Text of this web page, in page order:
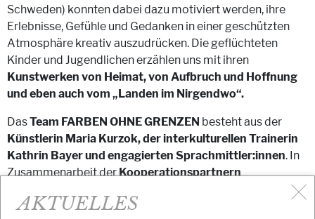
Schweden) konnten dabei dazu motiviert werden, ihre
Erlebnisse, Gefühle und Gedanken in einer geschützten
Atmosphäre kreativ auszudrücken. Die geflüchteten
Kinder und Jugendlichen erzählen uns mit ihren
Kunstwerken von Heimat, von Aufbruch und Hoffnung
und eben auch vom „Landen im Nirgendwo“.
DasTeam FARBEN OHNE GRENZEN besteht aus der
Künstlerin Maria Kurzok, der interkulturellen Trainerin
Kathrin Bayer und engagierten Sprachmittler:innen. In
Zusammenarbeit derKooperationspartnern
und der Regierung der Oberpfalz
AKTUELLES